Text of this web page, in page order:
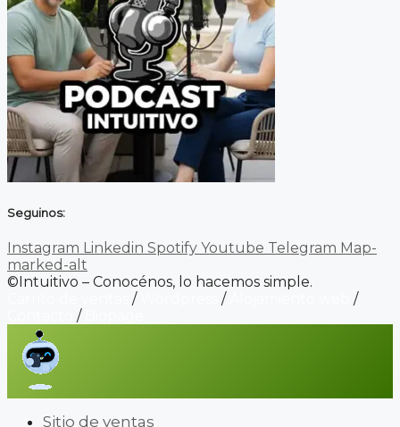
Seguinos:
Instagram Linkedin Spotify Youtube Telegram Map-
marked-alt
©Intuitivo – Conocénos, lo hacemos simple.
/ /
/
/
Sitio de ventas